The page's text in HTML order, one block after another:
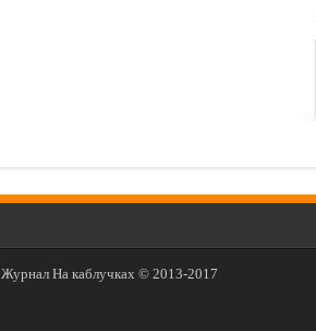
Журнал На каблучках © 2013-2017